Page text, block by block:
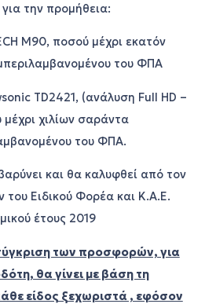
την προμήθεια:
M90, ποσού μέχρι εκατόν
του ΦΠΑ
TD2421, (ανάλυση Full HD –
χιλίων σαράντα
του ΦΠΑ.
και θα καλυφθεί από τον
Ειδικού Φορέα και Κ.Α.Ε.
έτους 2019
των προσφορών, για
θα γίνει με βάση τη
είδος ξεχωριστά , εφόσον